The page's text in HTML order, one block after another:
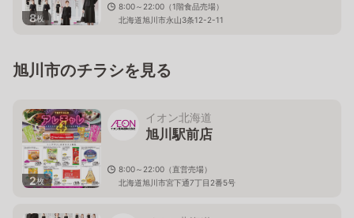
8枚
8:00～22:00（1階食品売場）
北海道旭川市永山3条12-2-11
旭川市のチラシを見る
2枚
イオン北海道
旭川駅前店
8:00～22:00（直営売場）
北海道旭川市宮下通7丁目2番5号